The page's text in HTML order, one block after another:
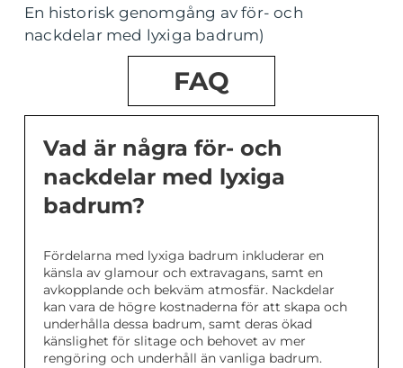
En historisk genomgång av för- och
nackdelar med lyxiga badrum)
FAQ
Vad är några för- och
nackdelar med lyxiga
badrum?
Fördelarna med lyxiga badrum inkluderar en
känsla av glamour och extravagans, samt en
avkopplande och bekväm atmosfär. Nackdelar
kan vara de högre kostnaderna för att skapa och
underhålla dessa badrum, samt deras ökad
känslighet för slitage och behovet av mer
rengöring och underhåll än vanliga badrum.